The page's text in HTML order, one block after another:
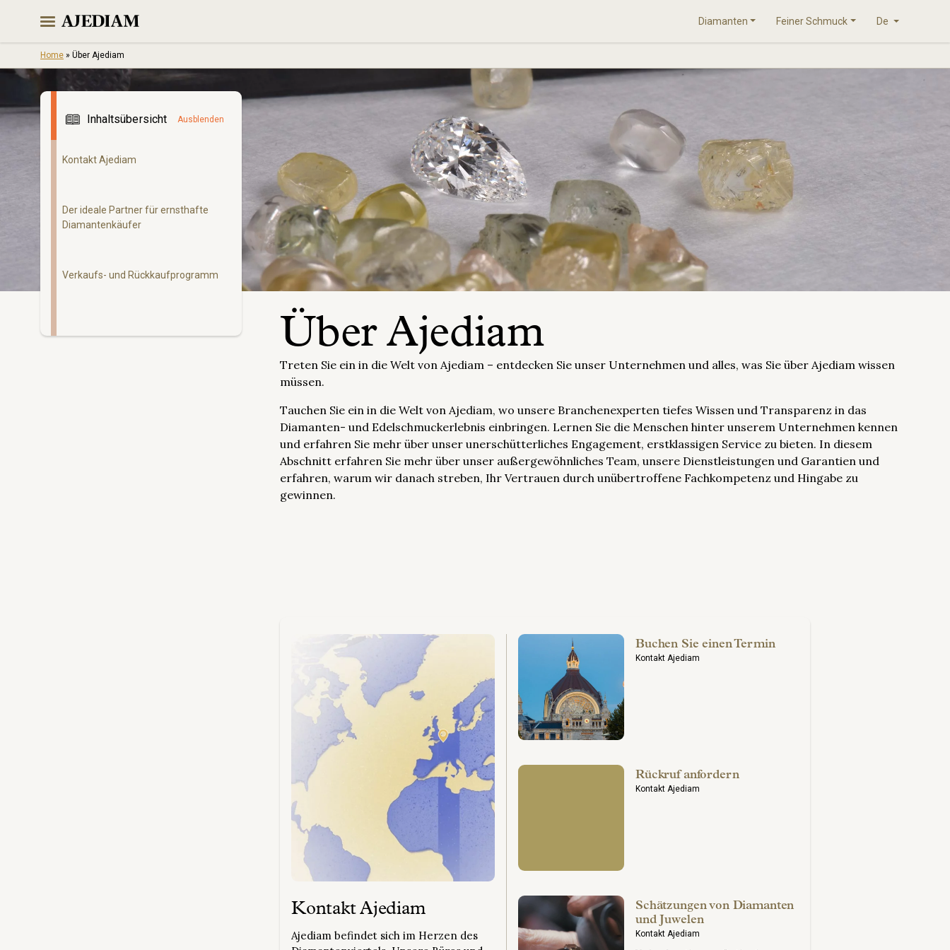
content
Diamanten Feiner Schmuck De
Home » Über Ajediam
Show
Inhaltsübersicht Ausblenden
Kontakt Ajediam
Der ideale Partner für ernsthafte
Diamantenkäufer
Verkaufs- und Rückkaufprogramm
Über Ajediam
Treten Sie ein in die Welt von Ajediam – entdecken Sie unser Unternehmen und alles, was Sie über Ajediam wissen
müssen.
Tauchen Sie ein in die Welt von Ajediam, wo unsere Branchenexperten tiefes Wissen und Transparenz in das
Diamanten- und Edelschmuckerlebnis einbringen. Lernen Sie die Menschen hinter unserem Unternehmen kennen
und erfahren Sie mehr über unser unerschütterliches Engagement, erstklassigen Service zu bieten. In diesem
Abschnitt erfahren Sie mehr über unser außergewöhnliches Team, unsere Dienstleistungen und Garantien und
erfahren, warum wir danach streben, Ihr Vertrauen durch unübertroffene Fachkompetenz und Hingabe zu
gewinnen.
Kontakt Ajediam
Ajediam befindet sich im Herzen des
Buchen Sie einen Termin
Kontakt Ajediam
Rückruf anfordern
Kontakt Ajediam
Schätzungen von Diamanten
und Juwelen
Kontakt Ajediam